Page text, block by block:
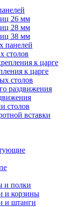
26 мм
28 мм
38 мм
панелей
столов
к царге
к царге
столов
раздвижения
столов
вставки
и полки
и корзины
и штанги